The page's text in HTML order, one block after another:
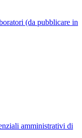
(da pubblicare in
amministrativi di